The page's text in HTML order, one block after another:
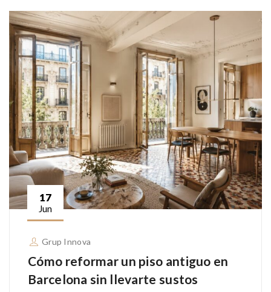
17
Jun
Grup Innova
Cómo reformar un piso antiguo en
Barcelona sin llevarte sustos